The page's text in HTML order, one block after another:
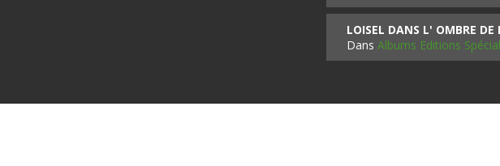
LOISEL DANS L' OMBRE DE
Dans Albums Editions